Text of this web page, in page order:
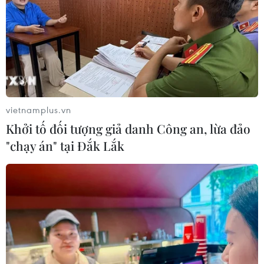
thái đồng hành và thúc đẩy tự chủ
công nghệ
06/08/2026 15:33
Việt Nam tiếp tục là thị trường trọng
điểm của doanh nghiệp thực phẩm
Ba Lan
06/08/2026 14:03
Lâm Đồng vào cao điểm vụ cá Nam,
ngư dân phấn khởi vươn khơi
06/08/2026 09:06
Giá dầu tăng khi nhà đầu tư thận
vietnamplus.vn
Khởi tố đối tượng giả danh Công an, lừa đảo
"chạy án" tại Đắk Lắk